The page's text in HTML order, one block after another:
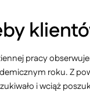
pracy
roku. Z
i wciąż